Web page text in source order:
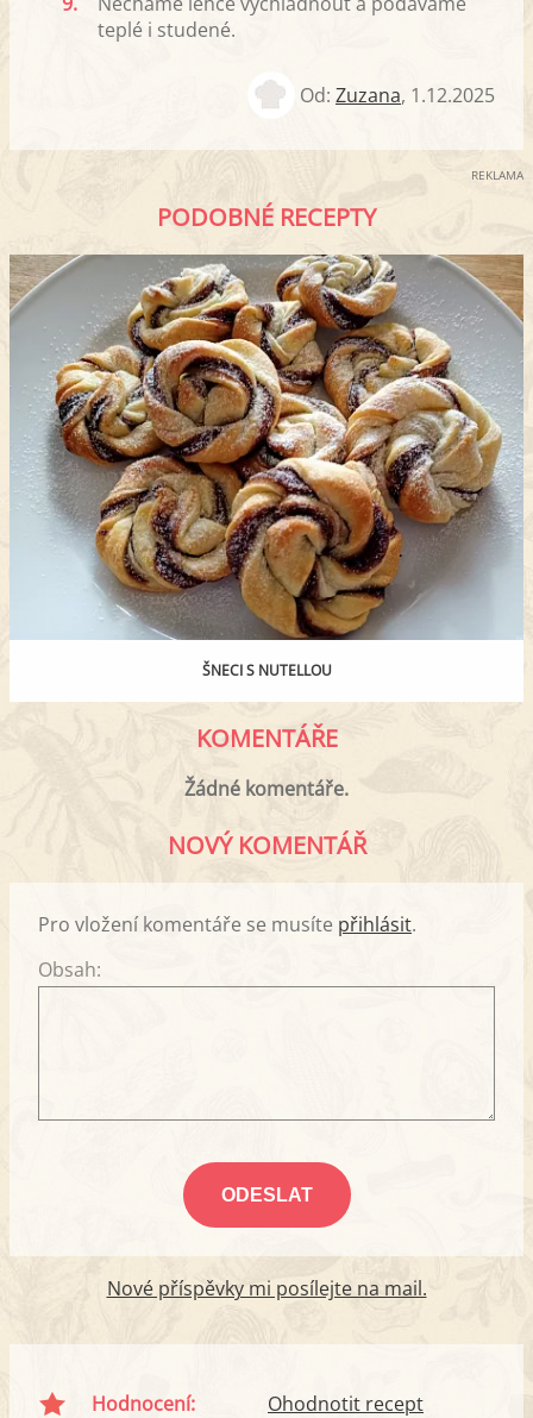
teplé i studené.
Od: Zuzana, 1.12.2025
REKLAMA
PODOBNÉ RECEPTY
ŠNECI S NUTELLOU
KOMENTÁŘE
Žádné komentáře.
NOVÝ KOMENTÁŘ
Pro vložení komentáře se musíte přihlásit.
Obsah:
Nové příspěvky mi posílejte na mail.
Hodnocení: Ohodnotit recept